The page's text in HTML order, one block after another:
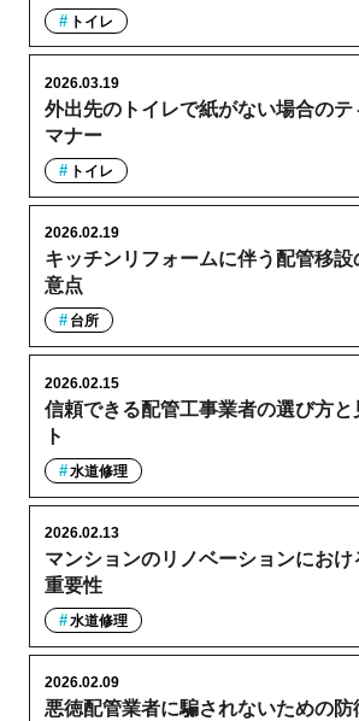
トイレ
外出先のトイレで紙がない場合のテ
マナー
2026.03.19
トイレ
キッチンリフォームに伴う配管移設
意点
2026.02.19
台所
信頼できる配管工事業者の選び方と
ト
2026.02.15
水道修理
マンションのリノベーションにおけ
重要性
2026.02.13
水道修理
悪徳配管業者に騙されないための防
2026.02.09